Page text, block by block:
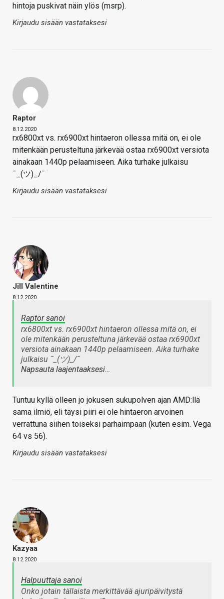
hintoja puskivat näin ylös (msrp).
Kirjaudu sisään vastataksesi
Raptor
8.12.2020
rx6800xt vs. rx6900xt hintaeron ollessa mitä on, ei ole
mitenkään perusteltuna järkevää ostaa rx6900xt versiota
ainakaan 1440p pelaamiseen. Aika turhake julkaisu
¯_(ツ)_/¯
Kirjaudu sisään vastataksesi
Jill Valentine
8.12.2020
Raptor sanoi
rx6800xt vs. rx6900xt hintaeron ollessa mitä on, ei
ole mitenkään perusteltuna järkevää ostaa rx6900xt
versiota ainakaan 1440p pelaamiseen. Aika turhake
julkaisu ¯_(ツ)_/¯
Napsauta laajentaaksesi…
Tuntuu kyllä olleen jo jokusen sukupolven ajan AMD:llä
sama ilmiö, eli täysi piiri ei ole hintaeron arvoinen
verrattuna siihen toiseksi parhaimpaan (kuten esim. Vega
64 vs 56).
Kirjaudu sisään vastataksesi
Kazyaa
8.12.2020
Halpuuttaja sanoi
Onko jotain tällaista merkittävää ajuripäivitystä